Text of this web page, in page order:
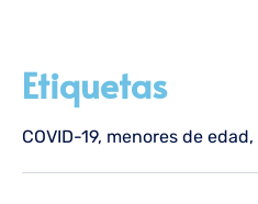
Etiquetas
COVID-19, menores de edad,